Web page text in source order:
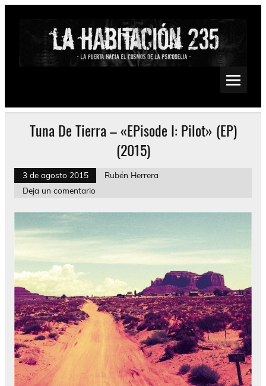
Saltar
Psychedelic, Stoner, Doom, Sludge, Fuzz, Space, Drone
Tuna De Tierra – «EPisode I: Pilot» (EP)
(2015)
3 de agosto 2015
Rubén Herrera
Deja un comentario